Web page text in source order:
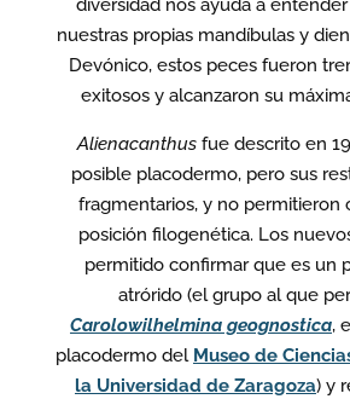
diversidad nos ayuda a
nuestras propias mandíbulas y
Devónico, estos peces fueron
exitosos y alcanzaron su
Alienacanthus fue descrito en
posible placodermo, pero sus
fragmentarios, y no permitieron
posición filogenética. Los
permitido confirmar que es un
atrórido (el grupo al que
Carolowilhelmina geognostica,
placodermo del Museo de
la Universidad de Zaragoza) y